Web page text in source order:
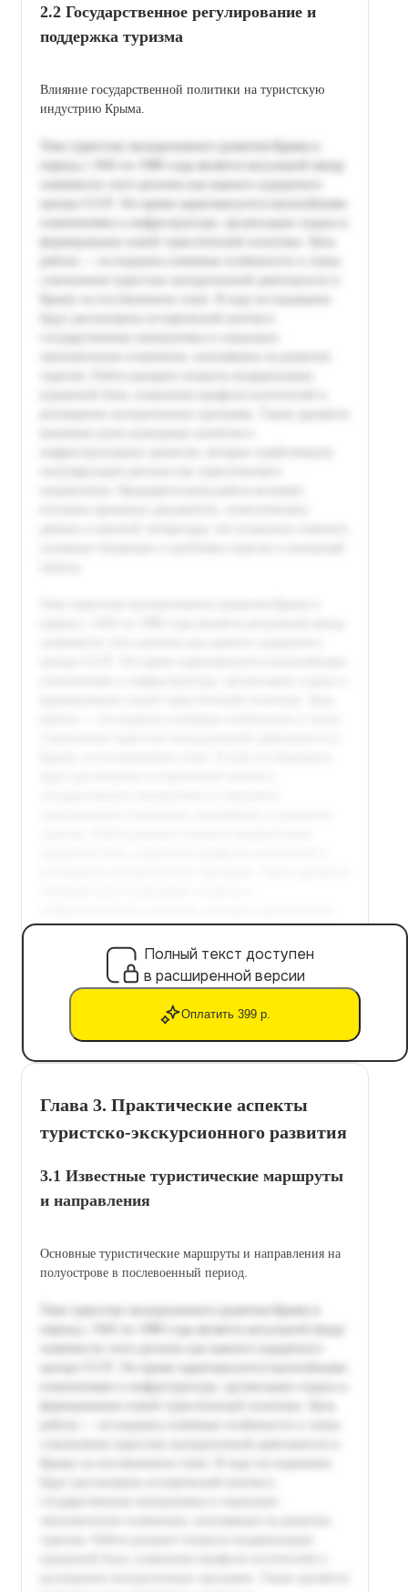
2.2 Государственное регулирование и
поддержка туризма
Влияние государственной политики на туристскую
индустрию Крыма.
Полный текст доступен
в расширенной версии
Оплатить 399 р.
Глава 3. Практические аспекты
туристско-экскурсионного развития
3.1 Известные туристические маршруты
и направления
Основные туристические маршруты и направления на
полуострове в послевоенный период.